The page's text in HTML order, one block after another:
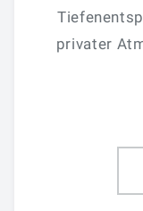
privater